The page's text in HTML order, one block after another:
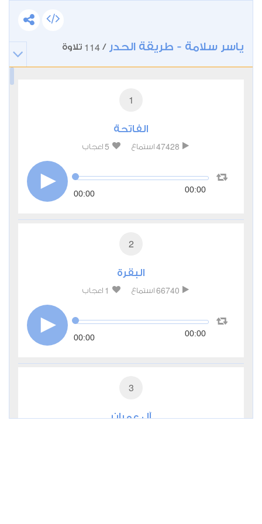
ياسر سلامة - طريقة الحدر /
114 تلاوة
1
الفاتحة
47428 استماع 5 اعجاب
00:00 00:00
2
البقرة
66740 استماع 1 اعجاب
00:00 00:00
3
آل عمران